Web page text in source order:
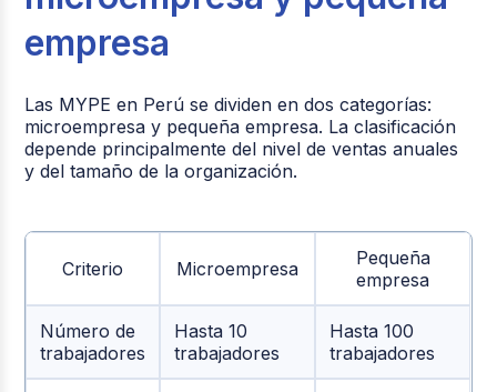
empresa
Las MYPE en Perú se dividen en dos categorías:
microempresa y pequeña empresa. La clasificación
depende principalmente del nivel de ventas anuales
y del tamaño de la organización.
Criterio Microempresa
Pequeña
empresa
Número de
trabajadores
Hasta 10
trabajadores
Hasta 100
trabajadores